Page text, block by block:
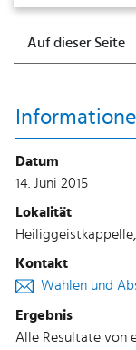
Datum
14. Juni 2015
Lokalität
Kontakt
Wahlen und
Ergebnis
Alle Resultate von
Auf dieser Seite